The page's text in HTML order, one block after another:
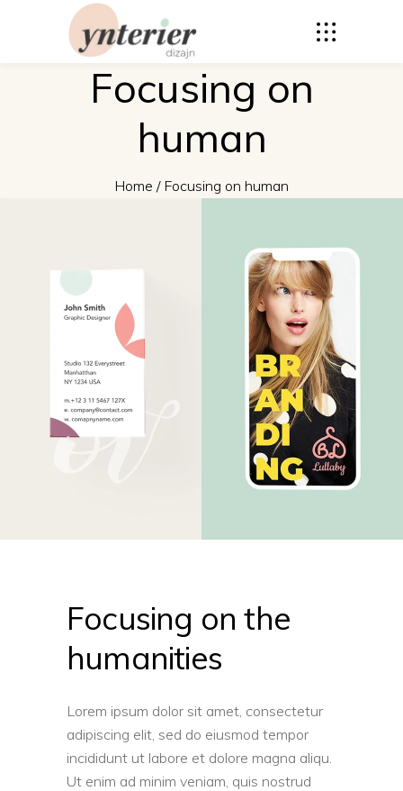
Focusing on
human
Home / Focusing on human
Focusing on the
humanities
Lorem ipsum dolor sit amet, consectetur
adipiscing elit, sed do eiusmod tempor
incididunt ut labore et dolore magna aliqu.
Ut enim ad minim veniam, quis nostrud